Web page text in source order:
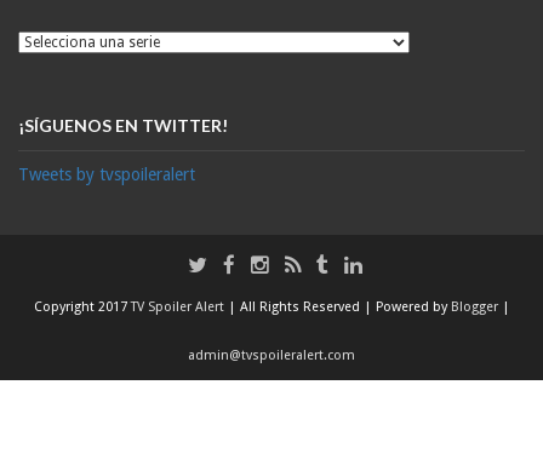
¡SÍGUENOS EN TWITTER!
Tweets by tvspoileralert
Copyright 2017TV Spoiler Alert | All Rights Reserved | Powered by Blogger |
admin@tvspoileralert.com